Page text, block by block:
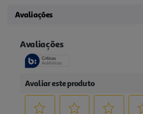
Avaliações